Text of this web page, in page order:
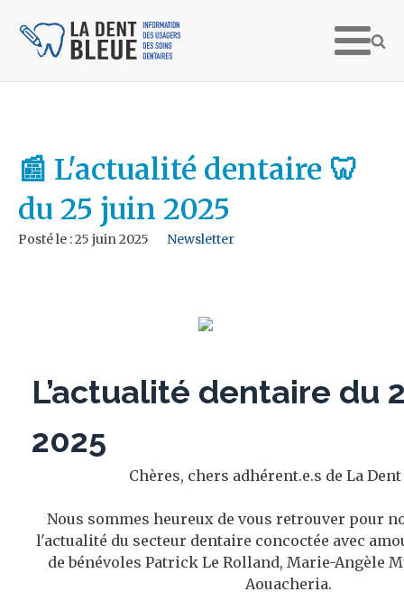
📰 L'actualité dentaire 🦷
du 25 juin 2025
Posté le :25 juin 2025 Newsletter
L’actualité dentaire du
2025
Chères, chers adhérent.e.s de La Dent
Nous sommes heureux de vous retrouver pour
l'actualité du secteur dentaire concoctée avec
de bénévoles Patrick Le Rolland, Marie-Angèle
Aouacheria.